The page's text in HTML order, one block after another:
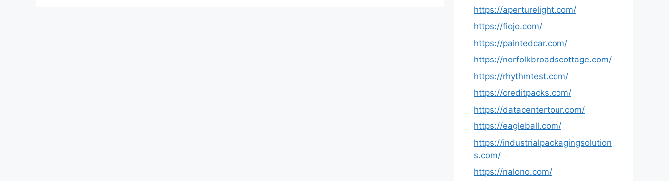
https://aperturelight.com/
https://fiojo.com/
https://paintedcar.com/
https://norfolkbroadscottage.com/
https://rhythmtest.com/
https://creditpacks.com/
https://datacentertour.com/
https://eagleball.com/
https://industrialpackagingsolution
s.com/
https://nalono.com/